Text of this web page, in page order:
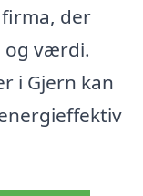
der
og værdi.
i Gjern kan